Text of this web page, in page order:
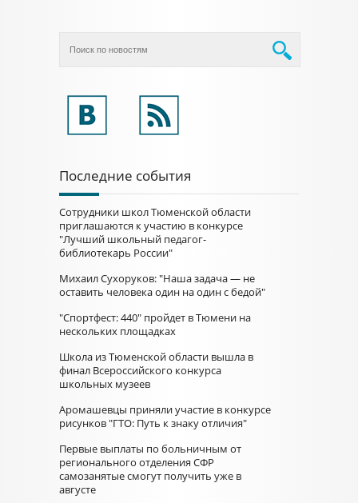
Последние события
Сотрудники школ Тюменской области
приглашаются к участию в конкурсе
"Лучший школьный педагог-
библиотекарь России"
Михаил Сухоруков: "Наша задача — не
оставить человека один на один с бедой"
"Спортфест: 440" пройдет в Тюмени на
нескольких площадках
Школа из Тюменской области вышла в
финал Всероссийского конкурса
школьных музеев
Аромашевцы приняли участие в конкурсе
рисунков "ГТО: Путь к знаку отличия"
Первые выплаты по больничным от
регионального отделения СФР
самозанятые смогут получить уже в
августе